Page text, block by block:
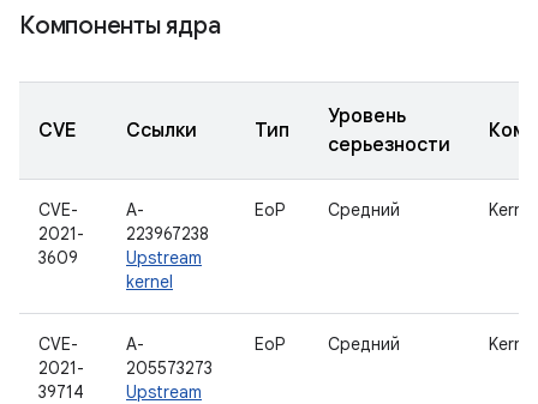
Компоненты ядра
CVE Ссылки Тип
Уровень
серьезности
CVE-
2021-
3609
A-
223967238
Upstream
kernel
EoP Средний Kernel
CVE-
2021-
39714
A-
205573273
Upstream
EoP Средний Kernel